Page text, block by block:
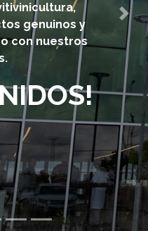
genuinos y
con nuestros
Next